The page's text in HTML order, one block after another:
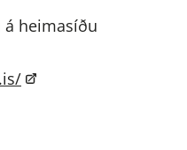
heimasíðu